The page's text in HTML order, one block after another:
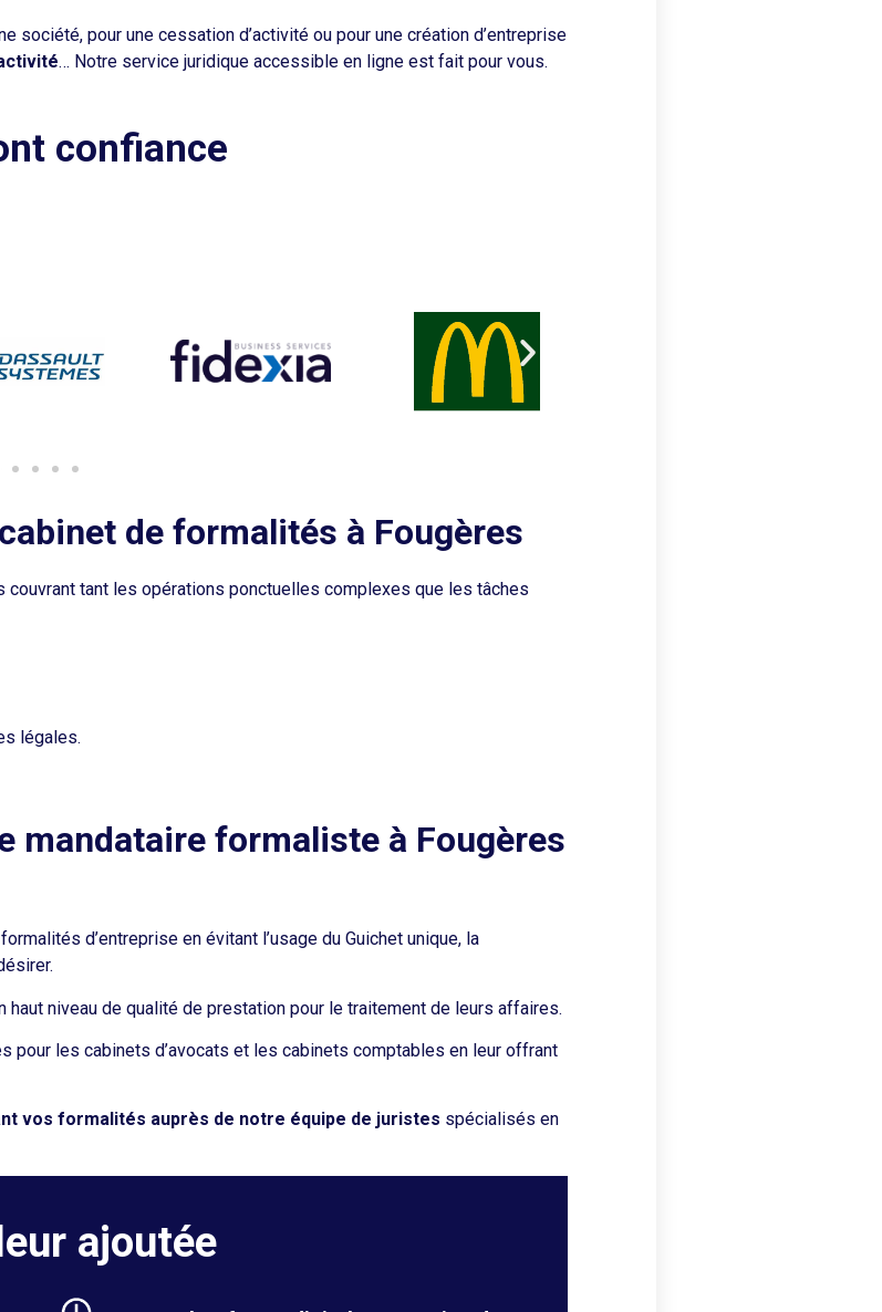
société, pour une cessation d’activité ou pour une création d’entreprise
… Notre service juridique accessible en ligne est fait pour vous.
confiance
de formalités à Fougères
tant les opérations ponctuelles complexes que les tâches
légales.
mandataire formaliste à Fougères
d’entreprise en évitant l’usage du Guichet unique, la
niveau de qualité de prestation pour le traitement de leurs affaires.
les cabinets d’avocats et les cabinets comptables en leur offrant
vos formalités auprès de notre équipe de juristes spécialisés en
ajoutée